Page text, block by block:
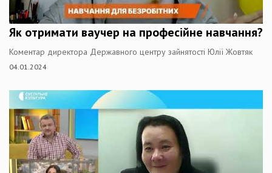
Як отримати ваучер на професійне навчання?
Коментар директора Державного центру зайнятості Юлії Жовтяк
04.01.2024